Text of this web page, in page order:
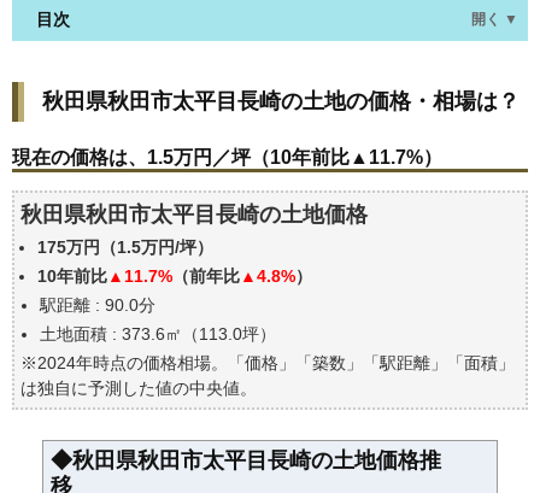
目次 開く ▼
現在の価格は、1.5万円／坪（10年前比▲11.7%）
価格を詳細に分析しよう
秋田県秋田市太平目長崎の土地の過去の売買事例
公示地価はいくら
エリアの将来性を人口予想から検討しよう
自分の年収でいくらの不動産が買える？
秋田県秋田市太平目長崎の土地の価格・相場は？
現在の価格は、1.5万円／坪（10年前比▲11.7%）
秋田県秋田市太平目長崎の土地価格
175万円（1.5万円/坪）
10年前比▲11.7% （前年比▲4.8%）
駅距離 : 90.0分
土地面積 : 373.6㎡（113.0坪）
※2024年時点の価格相場。「価格」「築数」「駅距離」「面積」
は独自に予測した値の中央値。
◆秋田県秋田市太平目長崎の土地価格推
移